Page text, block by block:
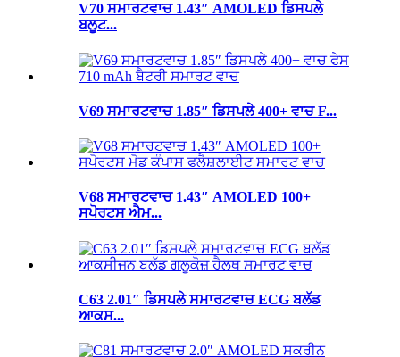
V70 ਸਮਾਰਟਵਾਚ 1.43″ AMOLED ਡਿਸਪਲੇ
ਬਲੂਟ...
V69 ਸਮਾਰਟਵਾਚ 1.85″ ਡਿਸਪਲੇ 400+ ਵਾਚ F...
V68 ਸਮਾਰਟਵਾਚ 1.43″ AMOLED 100+
ਸਪੋਰਟਸ ਐਮ...
C63 2.01″ ਡਿਸਪਲੇ ਸਮਾਰਟਵਾਚ ECG ਬਲੱਡ
ਆਕਸ...